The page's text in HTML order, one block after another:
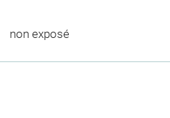
non exposé